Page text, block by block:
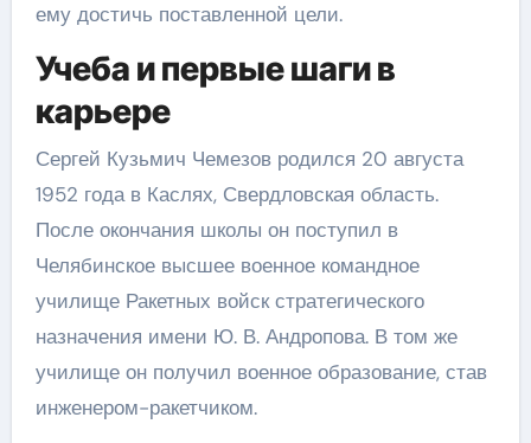
ему достичь поставленной цели.
Учеба и первые шаги в
карьере
Сергей Кузьмич Чемезов родился 20 августа
1952 года в Каслях, Свердловская область.
После окончания школы он поступил в
Челябинское высшее военное командное
училище Ракетных войск стратегического
назначения имени Ю. В. Андропова. В том же
училище он получил военное образование, став
инженером-ракетчиком.